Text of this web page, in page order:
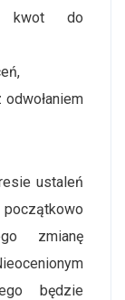
kwot do
ustaleń
zmianę
będzie